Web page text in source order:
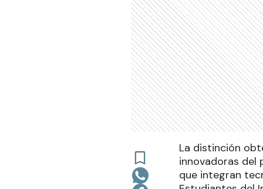
La distinción
innovadoras del
que integran